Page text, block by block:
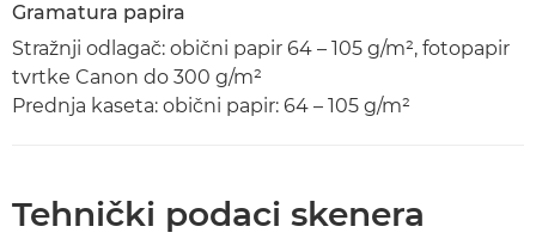
Gramatura papira
Stražnji odlagač: obični papir 64 – 105 g/m², fotopapir
tvrtke Canon do 300 g/m²
Prednja kaseta: obični papir: 64 – 105 g/m²
Tehnički podaci skenera